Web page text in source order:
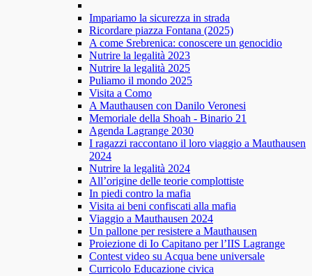
Impariamo la sicurezza in strada
Ricordare piazza Fontana (2025)
A come Srebrenica: conoscere un genocidio
Nutrire la legalità 2023
Nutrire la legalità 2025
Puliamo il mondo 2025
Visita a Como
A Mauthausen con Danilo Veronesi
Memoriale della Shoah - Binario 21
Agenda Lagrange 2030
I ragazzi raccontano il loro viaggio a Mauthausen
2024
Nutrire la legalità 2024
All’origine delle teorie complottiste
In piedi contro la mafia
Visita ai beni confiscati alla mafia
Viaggio a Mauthausen 2024
Un pallone per resistere a Mauthausen
Proiezione di Io Capitano per l’IIS Lagrange
Contest video su Acqua bene universale
Curricolo Educazione civica